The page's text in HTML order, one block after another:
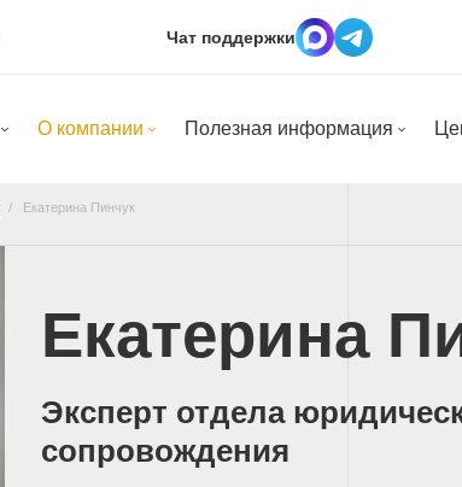
Чат поддержки
О компании Полезная информация
Екатерина Пинчук
Екатерина
Эксперт отдела
сопровождения